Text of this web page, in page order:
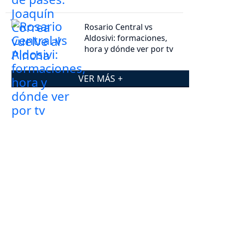
Rosario Central vs
Aldosivi: formaciones,
hora y dónde ver por tv
VER MÁS +